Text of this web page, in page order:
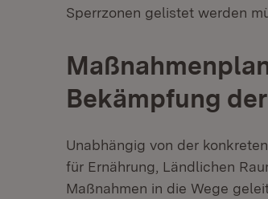
Sperrzonen gelistet werden
Bekämpfung
Unabhängig von der
für Ernährung, Ländlichen
Maßnahmen in die Wege